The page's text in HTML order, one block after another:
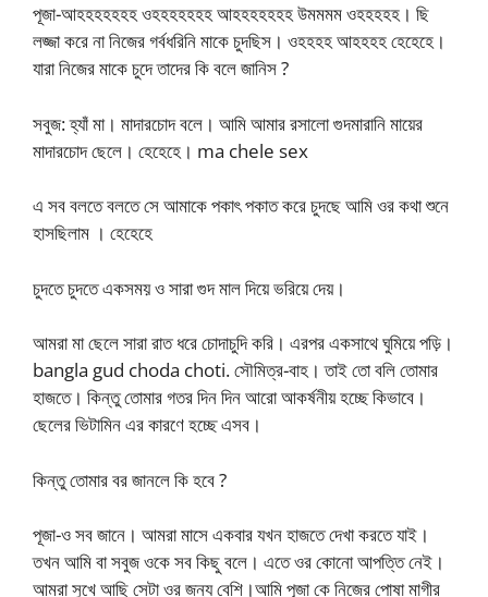
পূজা-আহহহহহহহ ওহহহহহহহ আহহহহহহহ উমমমম ওহহহহহ। ছি
লজ্জা করে না নিজের গর্বধরিনি মাকে চুদছিস। ওহহহহ আহহহহ হেহেহে।
যারা নিজের মাকে চুদে তাদের কি বলে জানিস ?
সবুজ: হ্যাঁ মা। মাদারচোদ বলে। আমি আমার রসালো গুদমারানি মায়ের
মাদারচোদ ছেলে। হেহেহে। ma chele sex
এ সব বলতে বলতে সে আমাকে পকাৎ পকাত করে চুদছে আমি ওর কথা শুনে
হাসছিলাম । হেহেহে
চুদতে চুদতে একসময় ও সারা গুদ মাল দিয়ে ভরিয়ে দেয়।
আমরা মা ছেলে সারা রাত ধরে চোদাচুদি করি। এরপর একসাথে ঘুমিয়ে পড়ি।
bangla gud choda choti. সৌমিত্র-বাহ। তাই তো বলি তোমার
হাজতে। কিন্তু তোমার গতর দিন দিন আরো আকর্ষনীয় হচ্ছে কিভাবে।
ছেলের ভিটামিন এর কারণে হচ্ছে এসব।
কিন্তু তোমার বর জানলে কি হবে ?
পূজা-ও সব জানে। আমরা মাসে একবার যখন হাজতে দেখা করতে যাই।
তখন আমি বা সবুজ ওকে সব কিছু বলে। এতে ওর কোনো আপত্তি নেই।
আমরা সুখে আছি সেটা ওর জন্য বেশি।আমি পূজা কে নিজের পোষা মাগীর